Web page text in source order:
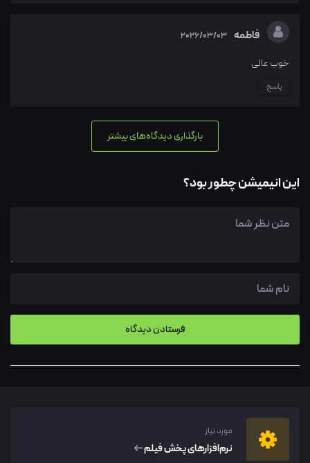
فاطمه 2026/03/03
خوب عالی
پاسخ
بارگذاری دیدگاه‌های بیشتر
این انیمیشن چطور بود؟
مورد نیاز
نرم‌افزار‌های پخش فیلم